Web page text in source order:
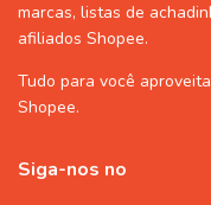
marcas, listas de
afiliados Shopee.
Tudo para você
Shopee.
Siga-nos no